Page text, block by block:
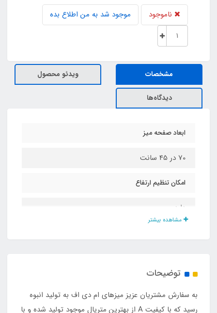
ناموجود موجود شد به من اطلاع بده
مشخصات ویدئو محصول
دیدگاه‌ها
ابعاد صفحه میز
70 در 45 سانت
امکان تنظیم ارتفاع
دارد
50 سانت
مشاهده بیشتر
توضیحات
به سفارش مشتریان عزیز میزهای ام دی اف به تولید انبوه
رسید که با کیفیت A از بهترین متریال موجود تولید شده و با